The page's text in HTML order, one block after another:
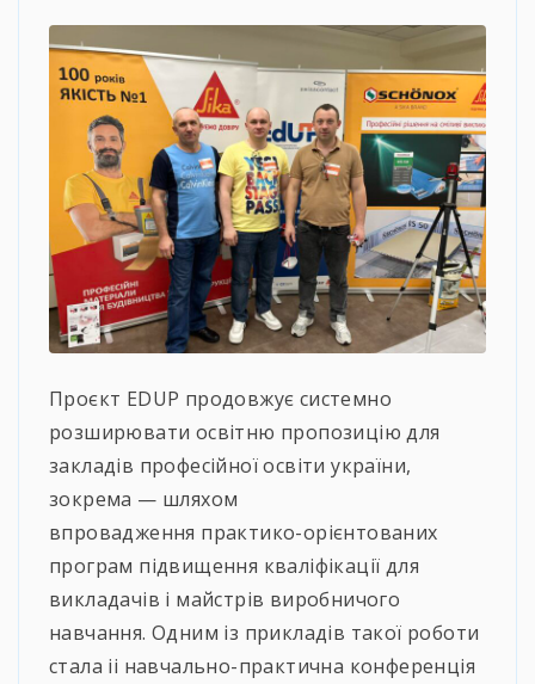
Проєкт EDUP продовжує системно
розширювати освітню пропозицію для
закладів професійної освіти україни,
зокрема — шляхом
впровадження практико-орієнтованих
програм підвищення кваліфікації для
викладачів і майстрів виробничого
навчання. Одним із прикладів такої роботи
стала ii навчально-практична конференція